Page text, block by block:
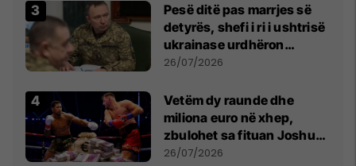
Pesë ditë pas marrjes së
detyrës, shefi i ri i ushtrisë
ukrainase urdhëron
kontroll të madh
26/07/2026
Vetëm dy raunde dhe
miliona euro në xhep,
zbulohet sa fituan Joshua
e Prenga
26/07/2026